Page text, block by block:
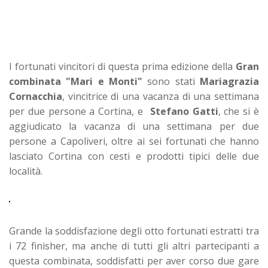
I fortunati vincitori di questa prima edizione della Gran
combinata "Mari e Monti" sono stati Mariagrazia
Cornacchia, vincitrice di una vacanza di una settimana
per due persone a Cortina, e Stefano Gatti, che si è
aggiudicato la vacanza di una settimana per due
persone a Capoliveri, oltre ai sei fortunati che hanno
lasciato Cortina con cesti e prodotti tipici delle due
località.
Grande la soddisfazione degli otto fortunati estratti tra
i 72 finisher, ma anche di tutti gli altri partecipanti a
questa combinata, soddisfatti per aver corso due gare